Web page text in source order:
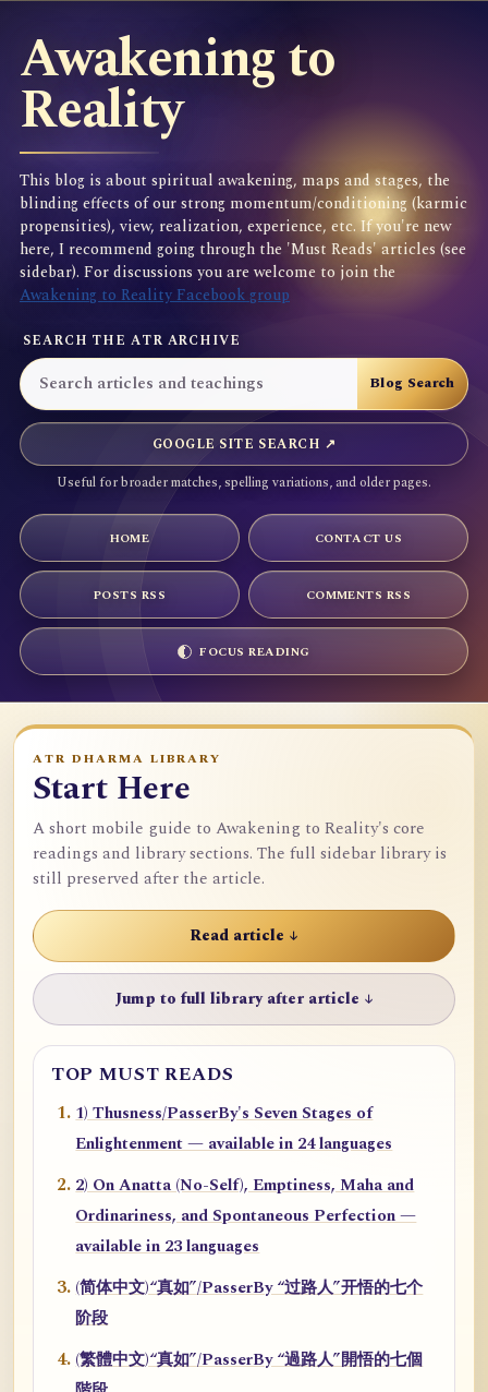
Awakening to
Reality
This blog is about spiritual awakening, maps and stages, the
blinding effects of our strong momentum/conditioning (karmic
propensities), view, realization, experience, etc. If you're new
here, I recommend going through the 'Must Reads' articles (see
sidebar). For discussions you are welcome to join the
Awakening to Reality Facebook group
SEARCH THE ATR ARCHIVE
GOOGLE SITE SEARCH ↗
Useful for broader matches, spelling variations, and older pages.
HOME CONTACT US
POSTS RSS COMMENTS RSS
FOCUS READING
ATR DHARMA LIBRARY
Start Here
A short mobile guide to Awakening to Reality's core
readings and library sections. The full sidebar library is
still preserved after the article.
Read article ↓
Jump to full library after article ↓
TOP MUST READS
1) Thusness/PasserBy's Seven Stages of
Enlightenment — available in 24 languages
2) On Anatta (No-Self), Emptiness, Maha and
Ordinariness, and Spontaneous Perfection —
available in 23 languages
(简体中文)“真如”/PasserBy “过路人”开悟的七个
阶段
(繁體中文)“真如”/PasserBy “過路人”開悟的七個